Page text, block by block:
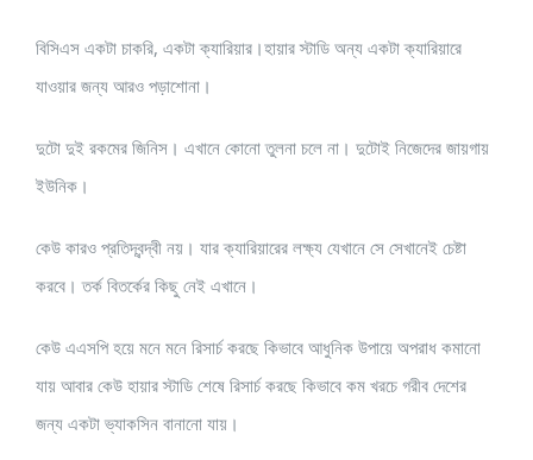
বিসিএস একটা চাকরি, একটা ক্যারিয়ার।হায়ার স্টাডি অন্য একটা ক্যারিয়ারে
যাওয়ার জন্য আরও পড়াশোনা।
দুটো দুই রকমের জিনিস। এখানে কোনো তুলনা চলে না। দুটোই নিজেদের জায়গায়
ইউনিক।
কেউ কারও প্রতিদ্বন্দ্বী নয়। যার ক্যারিয়ারের লক্ষ্য যেখানে সে সেখানেই চেষ্টা
করবে। তর্ক বিতর্কের কিছু নেই এখানে।
কেউ এএসপি হয়ে মনে মনে রিসার্চ করছে কিভাবে আধুনিক উপায়ে অপরাধ কমানো
যায় আবার কেউ হায়ার স্টাডি শেষে রিসার্চ করছে কিভাবে কম খরচে গরীব দেশের
জন্য একটা ভ্যাকসিন বানানো যায়।